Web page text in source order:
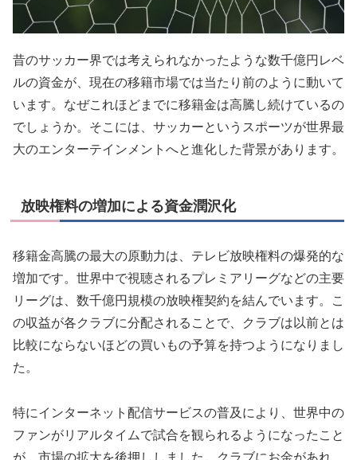
昔のサッカー界では考えられなかったような数千億円レベ
ルの資金が、現在の移籍市場では当たり前のように動いて
います。なぜこれほどまでに移籍金は高騰し続けているの
でしょうか。そこには、サッカーというスポーツが世界最
大のエンターテインメントへと進化した背景があります。
放映権料の増加による資金潤沢化
移籍金高騰の最大の原動力は、テレビ放映権料の爆発的な
増加です。世界中で視聴されるプレミアリーグなどの主要
リーグは、数千億円規模の放映権契約を結んでいます。こ
の収益が各クラブに分配されることで、クラブは以前とは
比較にならないほどの買いもの予算を持つようになりまし
た。
特にインターネット配信サービスの普及により、世界中の
ファンがリアルタイムで試合を観られるようになったこと
が、市場の拡大を後押ししました。クラブにお金があれ